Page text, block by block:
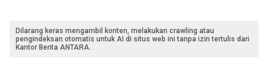
Dilarang keras mengambil konten, melakukan crawling atau
pengindeksan otomatis untuk AI di situs web ini tanpa izin tertulis dari
Kantor Berita ANTARA.